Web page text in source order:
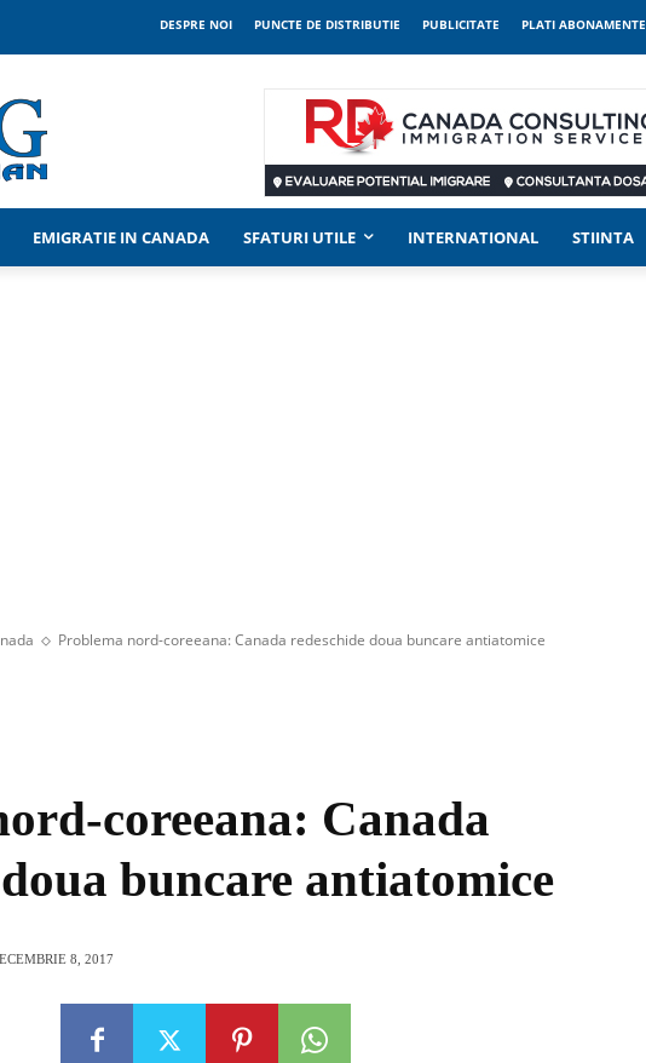
DESPRE NOI PUNCTE DE DISTRIBUTIE PUBLICITATE PLATI ABONAMENTE
EMIGRATIE IN CANADA SFATURI UTILE INTERNATIONAL STIINTA
Problema nord-coreeana: Canada redeschide doua buncare antiatomice
coreeana: Canada
buncare antiatomice
8, 2017